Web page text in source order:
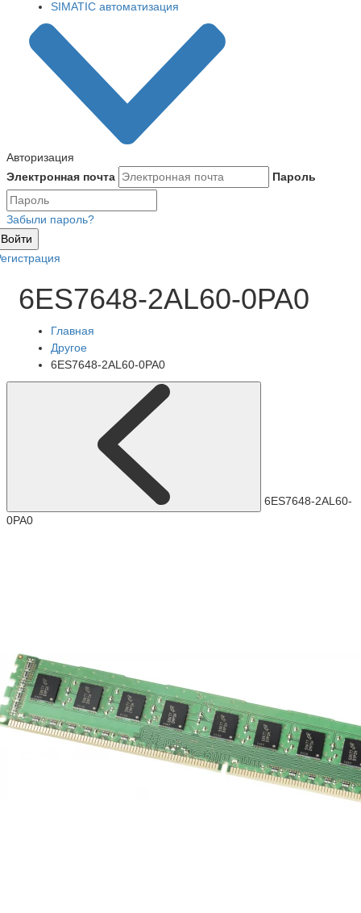
SIMATIC автоматизация
Авторизация
Электронная почта
Пароль
Забыли пароль?
Войти
6ES7648-2AL60-0PA0
Главная
Другое
6ES7648-2AL60-0PA0
6ES7648-2AL60-
0PA0